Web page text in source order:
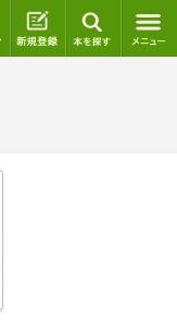
ログイン 新規登録